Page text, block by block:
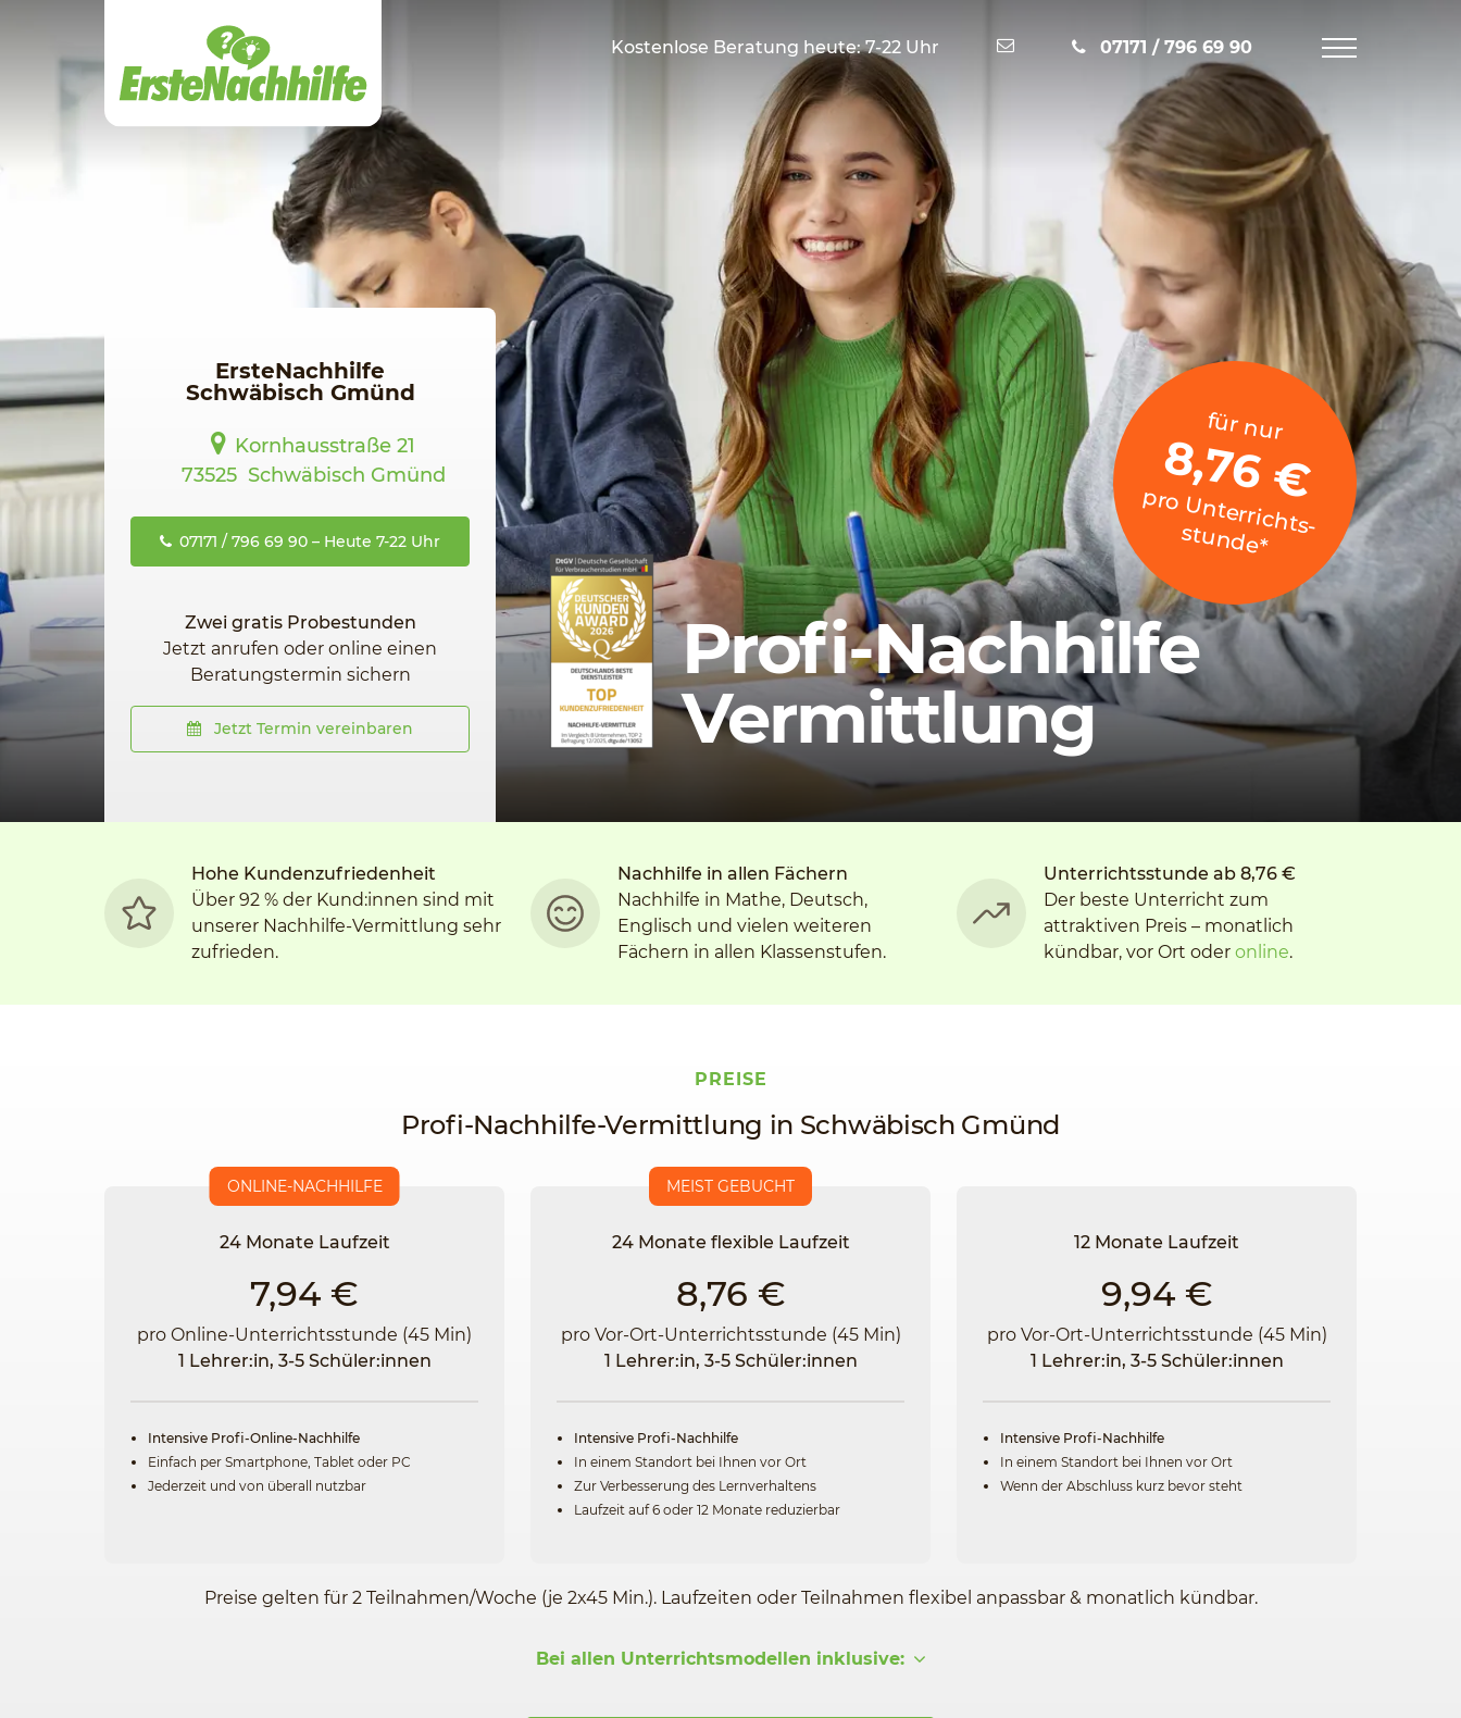
Kostenlose Beratung heute: 7-22 Uhr Nachricht schreiben
07171 / 796 69 90
Navigation
für nur
8,76 €
p
ro
U
n
te
rrich
ts­
stu
n
d
e
*
Profi-Nachhilfe
Vermittlung
ErsteNachhilfe
Schwäbisch Gmünd
Kornhausstraße 21
73525 Schwäbisch Gmünd
Zwei gratis Probestunden
Jetzt anrufen oder online einen
Beratungstermin sichern
07171 / 796 69 90 – Heute 7-22 Uhr
Jetzt Termin vereinbaren
Hohe Kundenzufriedenheit
Über 92 % der Kund:innen sind mit
unserer Nachhilfe-Vermittlung sehr
zufrieden.
Nachhilfe in allen Fächern
Nachhilfe in Mathe, Deutsch,
Englisch und vielen weiteren
Fächern in allen Klassenstufen.
Unterrichtsstunde ab 8,76 €
Der beste Unterricht zum
attraktiven Preis – monatlich
kündbar, vor Ort oder online.
PREISE
Profi-Nachhilfe-Vermittlung in Schwäbisch Gmünd
MEIST GEBUCHT
24 Monate flexible Laufzeit
8,76 €
pro Vor-Ort-Unterrichtsstunde (45 Min)
1 Lehrer:in, 3-5 Schüler:innen
Intensive Profi-Nachhilfe
In einem Standort bei Ihnen vor Ort
Zur Verbesserung des Lernverhaltens
Laufzeit auf 6 oder 12 Monate reduzierbar
ONLINE-NACHHILFE
24 Monate Laufzeit
7,94 €
pro Online-Unterrichtsstunde (45 Min)
1 Lehrer:in, 3-5 Schüler:innen
Intensive Profi-Online-Nachhilfe
Einfach per Smartphone, Tablet oder PC
Jederzeit und von überall nutzbar
12 Monate Laufzeit
9,94 €
pro Vor-Ort-Unterrichtsstunde (45 Min)
1 Lehrer:in, 3-5 Schüler:innen
Intensive Profi-Nachhilfe
In einem Standort bei Ihnen vor Ort
Wenn der Abschluss kurz bevor steht
Preise gelten für 2 Teilnahmen/Woche (je 2x45 Min.). Laufzeiten oder Teilnahmen flexibel anpassbar & monatlich kündbar.
Bei allen Unterrichtsmodellen inklusive: